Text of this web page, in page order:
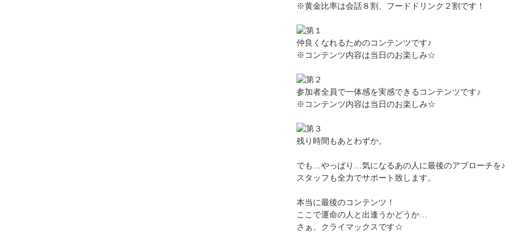
※黄金比率は会話８割、フードドリンク２割です！
仲良くなれるためのコンテンツです♪
※コンテンツ内容は当日のお楽しみ☆
参加者全員で一体感を実感できるコンテンツです♪
※コンテンツ内容は当日のお楽しみ☆
残り時間もあとわずか。
でも…やっぱり…気になるあの人に最後のアプローチを♪
スタッフも全力でサポート致します。
本当に最後のコンテンツ！
ここで運命の人と出逢うかどうか…
さぁ、クライマックスです☆